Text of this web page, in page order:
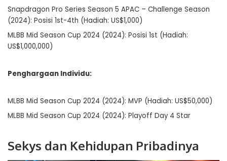
Snapdragon Pro Series Season 5 APAC – Challenge Season
(2024): Posisi 1st-4th (Hadiah: US$1,000)
MLBB Mid Season Cup 2024 (2024): Posisi 1st (Hadiah:
US$1,000,000)
Penghargaan Individu:
MLBB Mid Season Cup 2024 (2024): MVP (Hadiah: US$50,000)
MLBB Mid Season Cup 2024 (2024): Playoff Day 4 Star
Sekys dan Kehidupan Pribadinya